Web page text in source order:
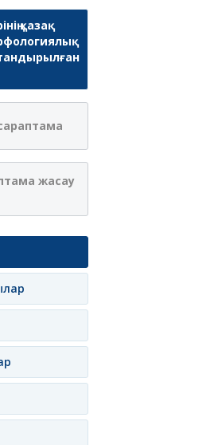
қазақ
жасау